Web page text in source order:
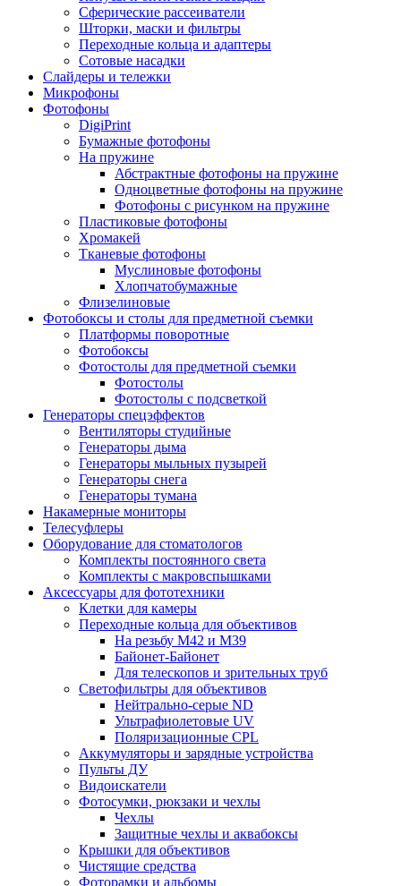
Сферические рассеиватели
Шторки, маски и фильтры
Переходные кольца и адаптеры
Сотовые насадки
Слайдеры и тележки
Микрофоны
Фотофоны
DigiPrint
Бумажные фотофоны
На пружине
Абстрактные фотофоны на пружине
Одноцветные фотофоны на пружине
Фотофоны с рисунком на пружине
Пластиковые фотофоны
Хромакей
Тканевые фотофоны
Муслиновые фотофоны
Хлопчатобумажные
Флизелиновые
Фотобоксы и столы для предметной съемки
Платформы поворотные
Фотобоксы
Фотостолы для предметной съемки
Фотостолы
Фотостолы с подсветкой
Генераторы спецэффектов
Вентиляторы студийные
Генераторы дыма
Генераторы мыльных пузырей
Генераторы снега
Генераторы тумана
Накамерные мониторы
Телесуфлеры
Оборудование для стоматологов
Комплекты постоянного света
Комплекты с макровспышками
Аксессуары для фототехники
Клетки для камеры
Переходные кольца для объективов
На резьбу М42 и М39
Байонет-Байонет
Для телескопов и зрительных труб
Светофильтры для объективов
Нейтрально-серые ND
Ультрафиолетовые UV
Поляризационные CPL
Аккумуляторы и зарядные устройства
Пульты ДУ
Видоискатели
Фотосумки, рюкзаки и чехлы
Чехлы
Защитные чехлы и аквабоксы
Крышки для объективов
Чистящие средства
Фоторамки и альбомы